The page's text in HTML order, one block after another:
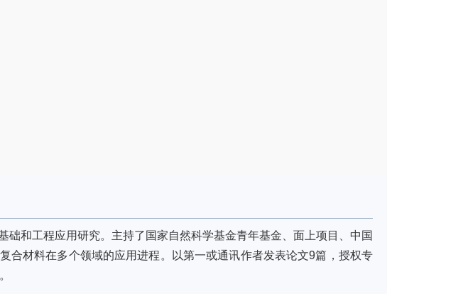
和工程应用研究。主持了国家自然科学基金青年基金、面上项目、中国
合材料在多个领域的应用进程。以第一或通讯作者发表论文9篇，授权专